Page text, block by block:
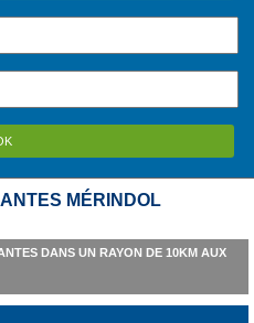
MÉRINDOL
DANS UN RAYON DE 10KM AUX